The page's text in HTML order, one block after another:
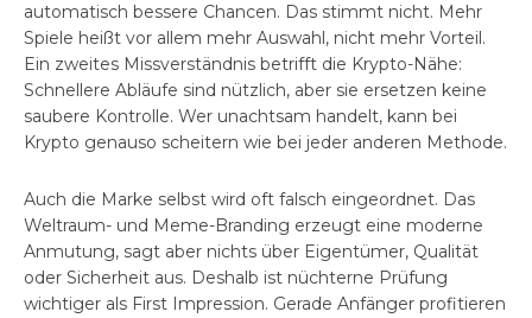
automatisch bessere Chancen. Das stimmt nicht. Mehr
Spiele heißt vor allem mehr Auswahl, nicht mehr Vorteil.
Ein zweites Missverständnis betrifft die Krypto-Nähe:
Schnellere Abläufe sind nützlich, aber sie ersetzen keine
saubere Kontrolle. Wer unachtsam handelt, kann bei
Krypto genauso scheitern wie bei jeder anderen Methode.
Auch die Marke selbst wird oft falsch eingeordnet. Das
Weltraum- und Meme-Branding erzeugt eine moderne
Anmutung, sagt aber nichts über Eigentümer, Qualität
oder Sicherheit aus. Deshalb ist nüchterne Prüfung
wichtiger als First Impression. Gerade Anfänger profitieren